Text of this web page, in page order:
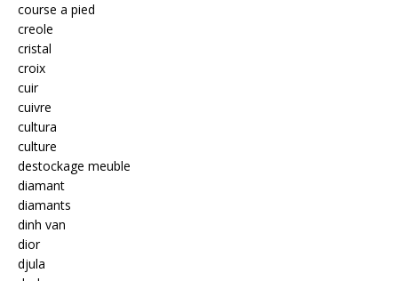
course a pied
creole
cristal
croix
cuir
cuivre
cultura
culture
destockage meuble
diamant
diamants
dinh van
dior
djula